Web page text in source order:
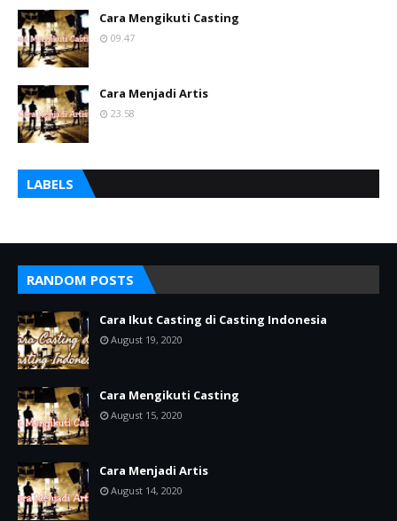
Cara Mengikuti Casting
09.47
Cara Menjadi Artis
23.58
LABELS
RANDOM POSTS
Cara Ikut Casting di Casting Indonesia
August 19, 2020
Cara Mengikuti Casting
August 15, 2020
Cara Menjadi Artis
August 14, 2020